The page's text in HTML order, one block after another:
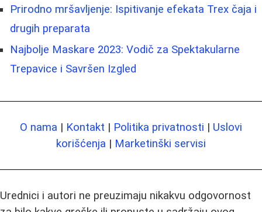
Prirodno mršavljenje: Ispitivanje efekata Trex čaja i
drugih preparata
Najbolje Maskare 2023: Vodič za Spektakularne
Trepavice i Savršen Izgled
O nama | Kontakt | Politika privatnosti | Uslovi
korišćenja | Marketinški servisi
Urednici i autori ne preuzimaju nikakvu odgovornost